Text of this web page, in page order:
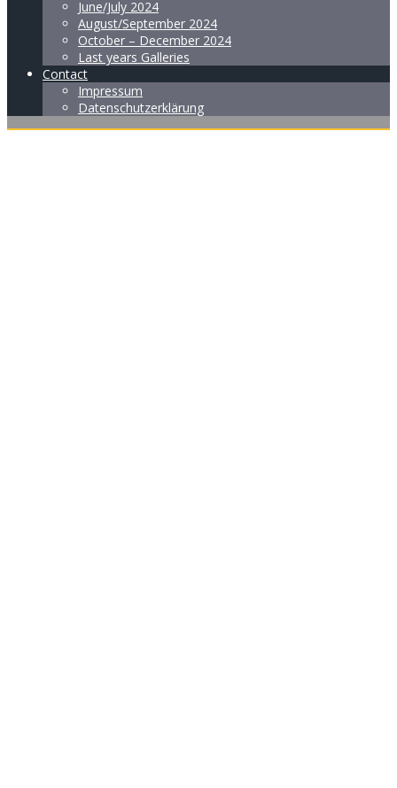
June/July 2024
August/September 2024
October – December 2024
Last years Galleries
Contact
Impressum
Datenschutzerklärung